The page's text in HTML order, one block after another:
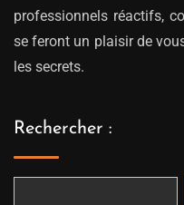
professionnels réactifs,
se feront un plaisir de
les secrets.
Rechercher :